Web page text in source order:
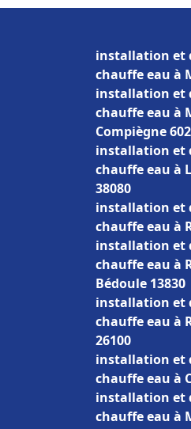
installation et
chauffe eau à
installation et
chauffe eau à
Compiègne
installation et
chauffe eau à
38080
installation et
chauffe eau à
installation et
chauffe eau à
Bédoule 13830
installation et
chauffe eau à
26100
installation et
chauffe eau à
installation et
chauffe eau à